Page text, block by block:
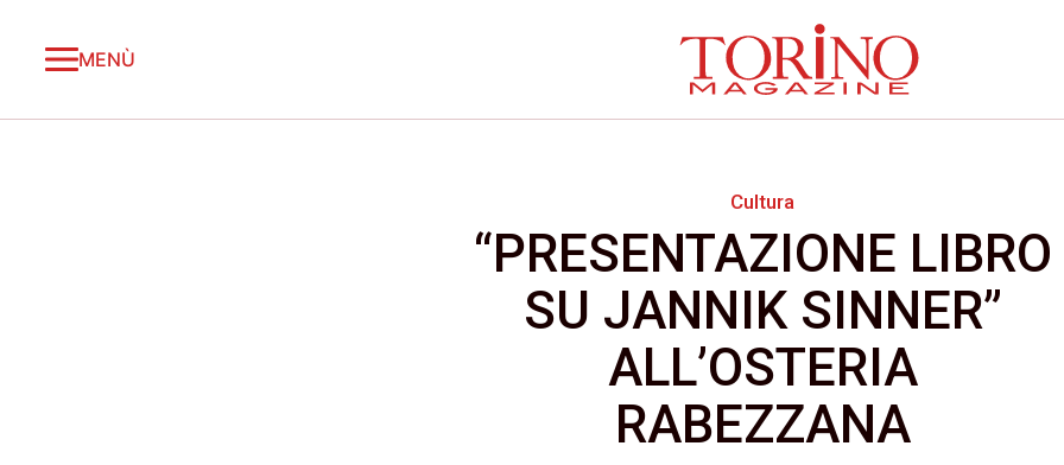
MENÙ
Cultura
“PRESENTAZIONE LIBRO
SU JANNIK SINNER”
ALL’OSTERIA
RABEZZANA